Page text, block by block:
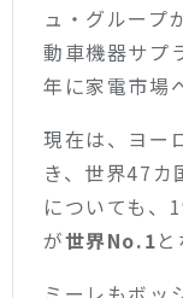
ュ・グループ
動車機器サプ
年に家電市場
現在は、ヨー
き、世界47カ
についても、
が世界No.1